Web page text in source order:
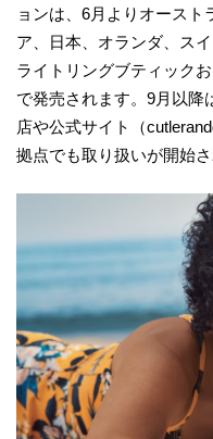
ョンは、6月よりオースト
ア、日本、オランダ、ス
ライトリングブティック
で発売されます。9月以降
店や公式サイト（
拠点でも取り扱いが開始さ